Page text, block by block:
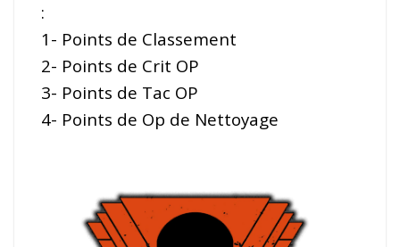
:
1- Points de Classement
2- Points de Crit OP
3- Points de Tac OP
4- Points de Op de Nettoyage